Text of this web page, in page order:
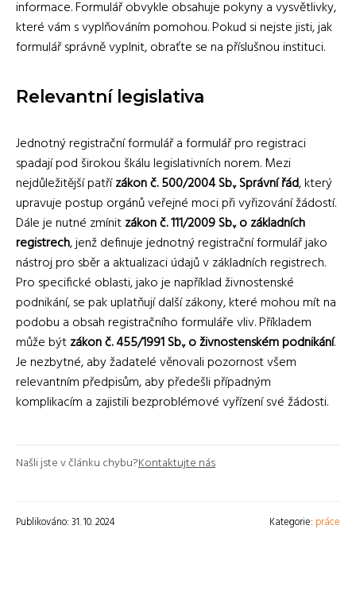
informace. Formulář obvykle obsahuje pokyny a vysvětlivky,
které vám s vyplňováním pomohou. Pokud si nejste jisti, jak
formulář správně vyplnit, obraťte se na příslušnou instituci.
Relevantní legislativa
Jednotný registrační formulář a formulář pro registraci
spadají pod širokou škálu legislativních norem. Mezi
nejdůležitější patřízákon č. 500/2004 Sb., Správní řád, který
upravuje postup orgánů veřejné moci při vyřizování žádostí.
Dále je nutné zmínitzákon č. 111/2009 Sb., o základních
registrech, jenž definuje jednotný registrační formulář jako
nástroj pro sběr a aktualizaci údajů v základních registrech.
Pro specifické oblasti, jako je například živnostenské
podnikání, se pak uplatňují další zákony, které mohou mít na
podobu a obsah registračního formuláře vliv. Příkladem
může býtzákon č. 455/1991 Sb., o živnostenském podnikání.
Je nezbytné, aby žadatelé věnovali pozornost všem
relevantním předpisům, aby předešli případným
komplikacím a zajistili bezproblémové vyřízení své žádosti.
Našli jste v článku chybu?Kontaktujte nás
Publikováno: 31. 10. 2024 Kategorie: práce